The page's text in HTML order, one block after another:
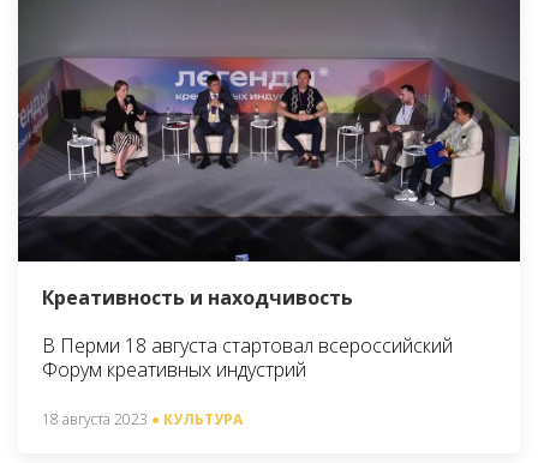
Креативность и находчивость
В Перми 18 августа стартовал всероссийский
Форум креативных индустрий
18 августа 2023 ● КУЛЬТУРА